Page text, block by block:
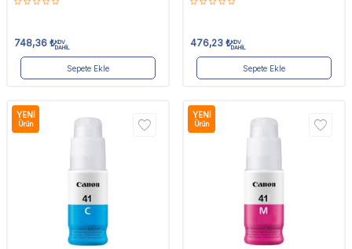
748,36 ₺KDV
DAHİL
Sepete Ekle
476,23 ₺KDV
DAHİL
Sepete Ekle
YENI
Ürün
YENI
Ürün